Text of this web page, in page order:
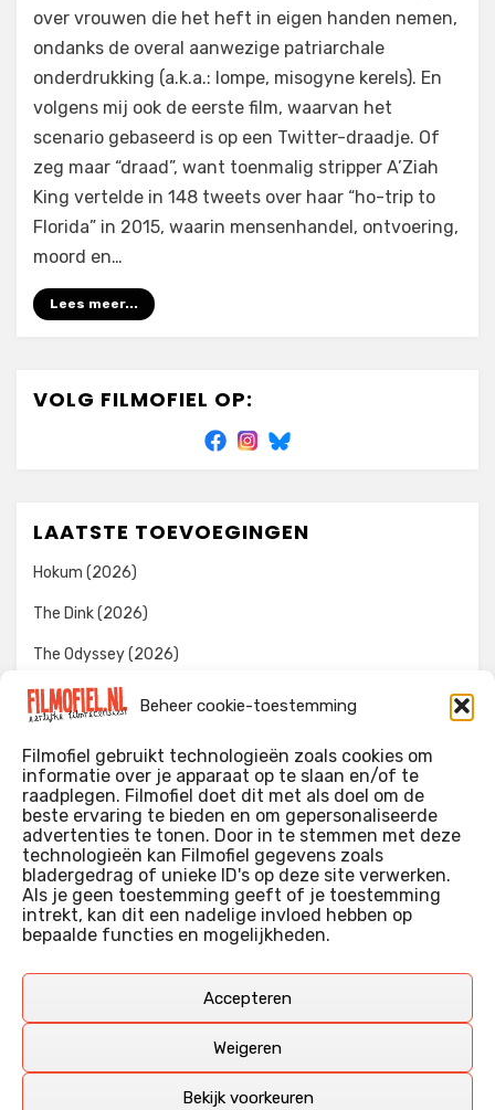
Beheer cookie-toestemming
Filmofiel gebruikt technologieën zoals cookies om
informatie over je apparaat op te slaan en/of te
raadplegen. Filmofiel doet dit met als doel om de
beste ervaring te bieden en om gepersonaliseerde
advertenties te tonen. Door in te stemmen met deze
technologieën kan Filmofiel gegevens zoals
bladergedrag of unieke ID's op deze site verwerken.
Als je geen toestemming geeft of je toestemming
intrekt, kan dit een nadelige invloed hebben op
bepaalde functies en mogelijkheden.
Accepteren
Weigeren
Bekijk voorkeuren
over vrouwen die het heft in eigen handen nemen,
ondanks de overal aanwezige patriarchale
onderdrukking (a.k.a.: lompe, misogyne kerels). En
volgens mij ook de eerste film, waarvan het
scenario gebaseerd is op een Twitter-draadje. Of
zeg maar “draad”, want toenmalig stripper A’Ziah
King vertelde in 148 tweets over haar “ho-trip to
Florida” in 2015, waarin mensenhandel, ontvoering,
moord en…
Lees meer...
VOLG FILMOFIEL OP:
LAATSTE TOEVOEGINGEN
Hokum (2026)
The Dink (2026)
The Odyssey (2026)
Evil Dead Burn (2026)
WIE IK BEN…?
Ik ben ooit begonnen met m’n recensies omdat ik zoveel
films keek dat ik af en toe niet meer wist welke ik nu wel of
niet gezien had. Ik ben een filmliefhebber, heb als hobby nog
erg lang in een videotheek gewerkt, en heb als coproducent
Deze recensies zijn dan ook vooral vrij pretentieloze
aangevuld met een groeiende kennis over de kunde én de
kunst van het maken van film.